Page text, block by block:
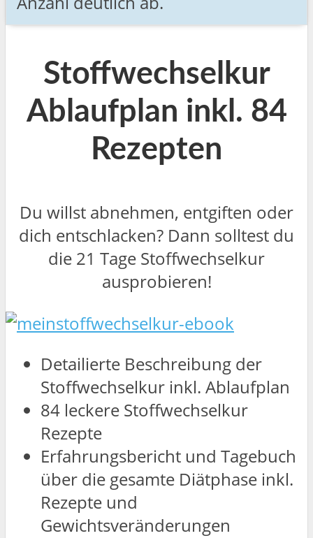
Stoffwechselkur
Ablaufplan inkl. 84
Rezepten
Du willst abnehmen, entgiften oder
dich entschlacken? Dann solltest du
die 21 Tage Stoffwechselkur
ausprobieren!
Detailierte Beschreibung der
Stoffwechselkur inkl. Ablaufplan
84 leckere Stoffwechselkur
Rezepte
Erfahrungsbericht und Tagebuch
über die gesamte Diätphase inkl.
Rezepte und
Gewichtsveränderungen